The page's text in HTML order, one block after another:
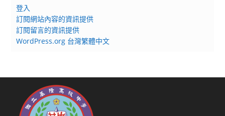
登入
訂閱網站內容的資訊提供
訂閱留言的資訊提供
WordPress.org 台灣繁體中文